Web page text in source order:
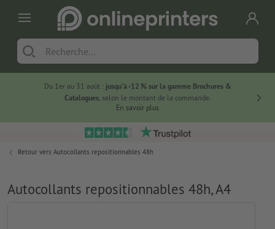
Du 1er au 31 août : jusqu’à -12 % sur la gamme Brochures &
Catalogues, selon le montant de la commande.
En savoir plus
Retour vers Autocollants repositionnables 48h
Autocollants repositionnables 48h, A4